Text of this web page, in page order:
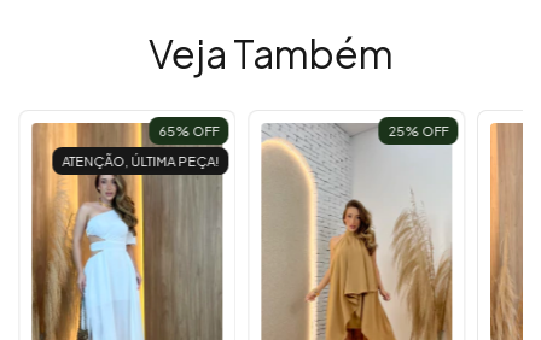
Veja Também
65% OFF
ATENÇÃO, ÚLTIMA PEÇA!
25% OFF